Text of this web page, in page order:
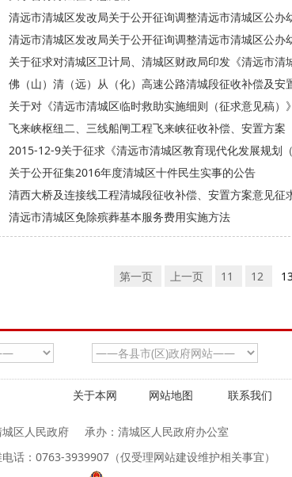
清远市清城区发改局关于公开征询调整清远市清城区公办
清远市清城区发改局关于公开征询调整清远市清城区公办
关于征求对清城区卫计局、清城区财政局印发《清远市清
佛（山）清（远）从（化）高速公路清城段征收补偿及安
关于对《清远市清城区临时救助实施细则（征求意见稿）
飞来峡枢纽二、三线船闸工程飞来峡征收补偿、安置方案
2015-12-9关于征求《清远市清城区教育现代化发展规划
关于公开征集2016年度清城区十件民生实事的公告
清西大桥及连接线工程清城段征收补偿、安置方案意见征
清远市清城区免除殡葬基本服务费用实施方法
第一页 上一页 11 12
关于本网 网站地图 联系我们
区人民政府
承办：清城区人民政府办公室
话：0763-3939907（仅受理网站建设维护相关事宜）